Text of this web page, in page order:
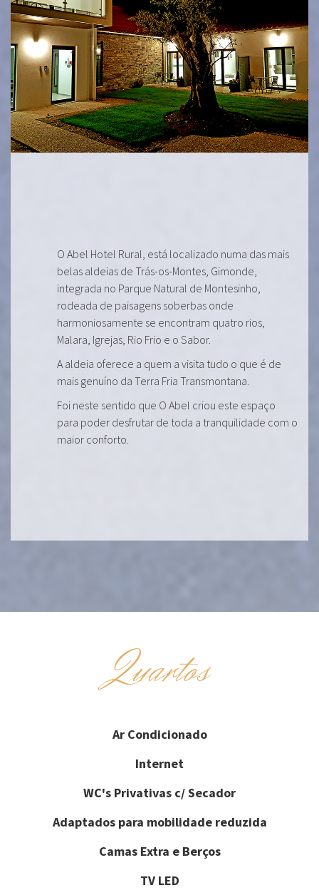
O Abel Hotel Rural, está localizado numa das mais
belas aldeias de Trás-os-Montes, Gimonde,
integrada no Parque Natural de Montesinho,
rodeada de paisagens soberbas onde
harmoniosamente se encontram quatro rios,
Malara, Igrejas, Rio Frio e o Sabor.
A aldeia oferece a quem a visita tudo o que é de
mais genuíno da Terra Fria Transmontana.
Foi neste sentido que O Abel criou este espaço
para poder desfrutar de toda a tranquilidade com o
maior conforto.
Quartos
Ar Condicionado
Internet
WC's Privativas c/ Secador
Adaptados para mobilidade reduzida
Camas Extra e Berços
TV LED